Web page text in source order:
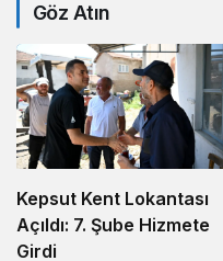
Göz Atın
Kepsut Kent Lokantası
Açıldı: 7. Şube Hizmete
Girdi